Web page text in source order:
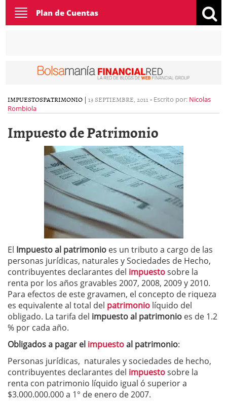
Toggle
navigation
Plan de Cuentas
IMPUESTOSPATRIMONIO | 13 SEPTIEMBRE, 2011 - Escrito por: Nicolas
Rombiola
Impuesto de Patrimonio
El Impuesto al patrimonio es un tributo a cargo de las
personas jurídicas, naturales y Sociedades de Hecho,
contribuyentes declarantes del impuestosobre la
renta por los años gravables 2007, 2008, 2009 y 2010.
Para efectos de este gravamen, el concepto de riqueza
es equivalente al total del patrimonio líquido del
obligado. La tarifa del impuesto al patrimonio es de 1.2
% por cada año.
Obligados a pagar el impuestoal patrimonio:
Personas jurídicas, naturales y sociedades de hecho,
contribuyentes declarantes del impuestosobre la
renta con patrimonio líquido igual ó superior a
$3.000.000.000 a 1° de enero de 2007.